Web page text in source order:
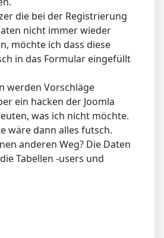
die bei der Registrierung
nicht immer wieder
möchte ich dass diese
in das Formular eingefüllt
werden Vorschläge
ein hacken der Joomla
was ich nicht möchte.
wäre dann alles futsch.
anderen Weg? Die Daten
Tabellen -users und